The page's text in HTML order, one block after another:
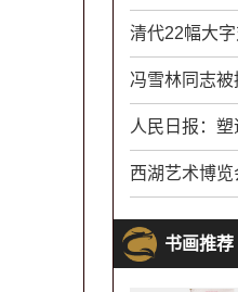
清代22幅大字
人民日报：
书画推荐